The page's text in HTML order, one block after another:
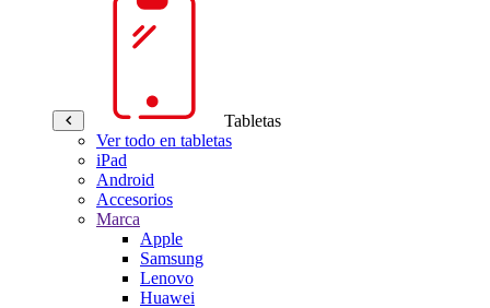
Tabletas
Ver todo en tabletas
iPad
Android
Accesorios
Marca
Apple
Samsung
Lenovo
Huawei